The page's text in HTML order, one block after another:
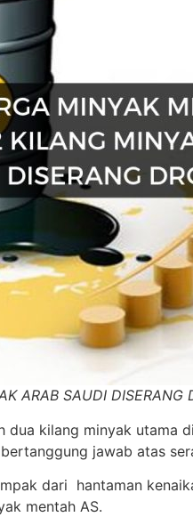
ARAB SAUDI DISERANG
kilang minyak utama
jawab atas
dari hantaman
mentah AS.